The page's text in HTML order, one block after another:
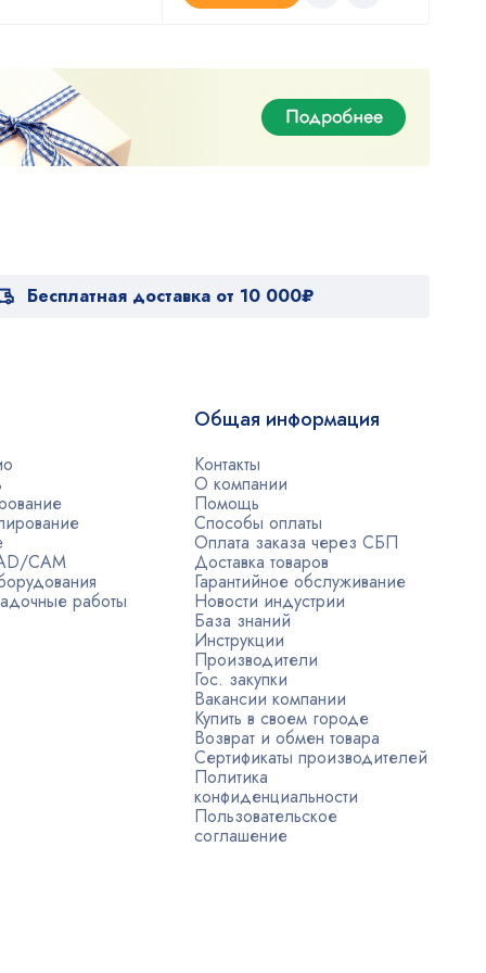
Бесплатная доставка от 10 000₽
CAM
работы
Общая информация
Контакты
О компании
Помощь
Способы оплаты
Оплата заказа через СБП
Доставка товаров
Гарантийное обслуживание
Новости индустрии
База знаний
Инструкции
Производители
Гос. закупки
Вакансии компании
Купить в своем городе
Возврат и обмен товара
Сертификаты производителей
Политика
конфиденциальности
Пользовательское
соглашение